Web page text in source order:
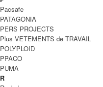
備考
Pacsafe
PATAGONIA
PERS PROJECTS
Plus VETEMENTS de TRAVAIL
POLYPLOID
PPACO
PUMA
R